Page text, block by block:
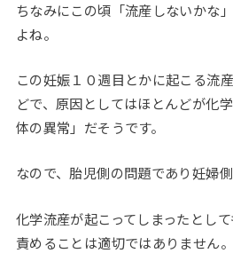
ちなみにこの頃「流産しないかな
よね。
この妊娠１０週目とかに起こる流
どで、原因としてはほとんどが化
体の異常」だそうです。
なので、胎児側の問題であり妊婦
化学流産が起こってしまったとし
責めることは適切ではありません。